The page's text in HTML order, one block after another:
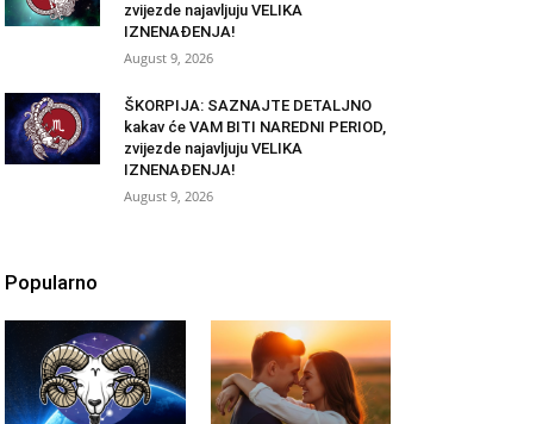
zvijezde najavljuju VELIKA
IZNENAĐENJA!
August 9, 2026
ŠKORPIJA: SAZNAJTE DETALJNO
kakav će VAM BITI NAREDNI PERIOD,
zvijezde najavljuju VELIKA
IZNENAĐENJA!
August 9, 2026
Popularno